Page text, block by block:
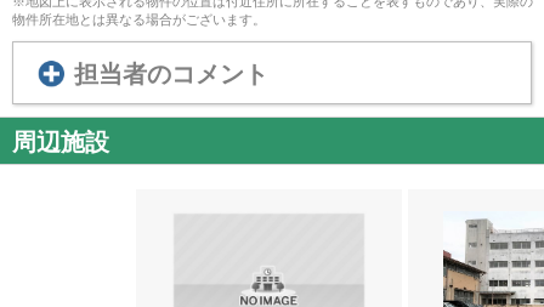
物件所在地とは異なる場合がございます。
担当者のコメント
周辺施設